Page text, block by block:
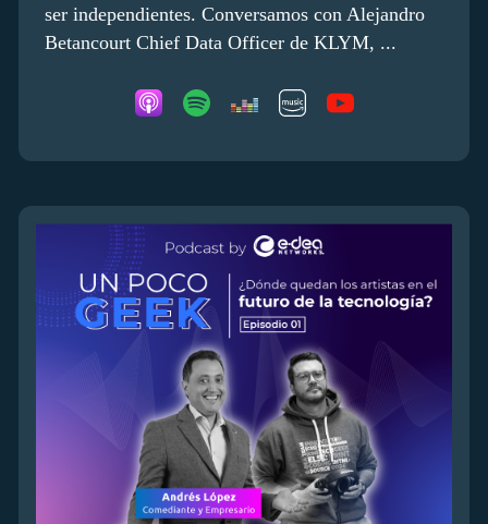
ser independientes. Conversamos con Alejandro
Betancourt Chief Data Officer de KLYM, ...